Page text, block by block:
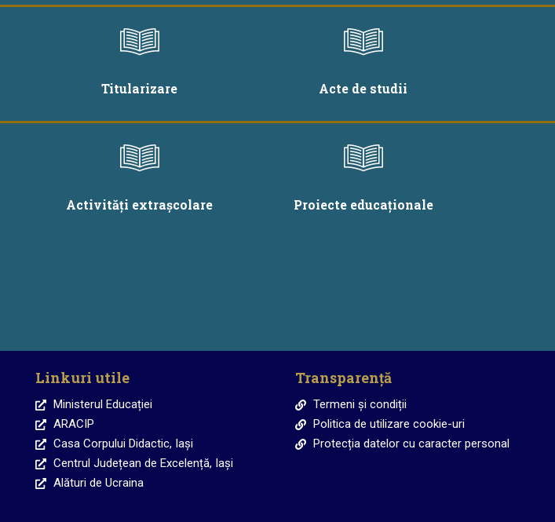
Titularizare Acte de studii
Activități extrașcolare Proiecte educaționale
Linkuri utile
Ministerul Educației
ARACIP
Casa Corpului Didactic, Iași
Centrul Județean de Excelență, Iași
Alături de Ucraina
Transparență
Termeni și condiții
Politica de utilizare cookie-uri
Protecția datelor cu caracter personal